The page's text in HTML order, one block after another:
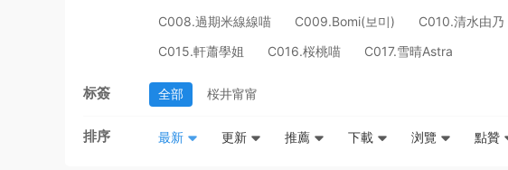
C008.過期米線線喵
C009.Bomi(보미) C010.清水由乃
C015.軒蕭學姐
C016.桜桃喵 C017.雪晴Astra
标簽 全部 桜井甯甯
排序 最新 更新 推薦 下載 浏覽 點贊